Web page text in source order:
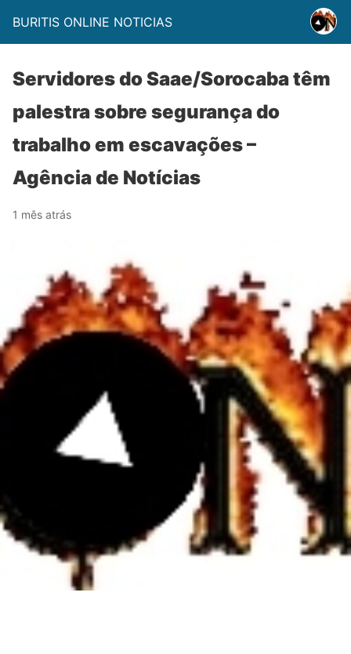
BURITIS ONLINE NOTICIAS
Servidores do Saae/Sorocaba têm
palestra sobre segurança do
trabalho em escavações –
Agência de Notícias
1 mês atrás